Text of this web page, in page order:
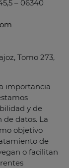
– 06340
Tomo 273,
importancia
y de
de datos. La
objetivo
de
o facilitan